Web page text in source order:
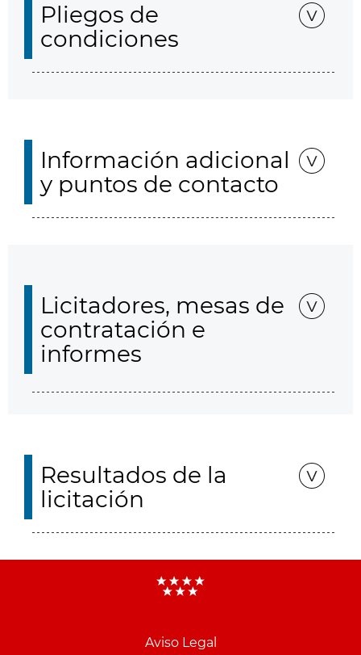
Pliegos de
condiciones
Información adicional
y puntos de contacto
Licitadores, mesas de
contratación e
informes
Resultados de la
licitación
Aviso Legal